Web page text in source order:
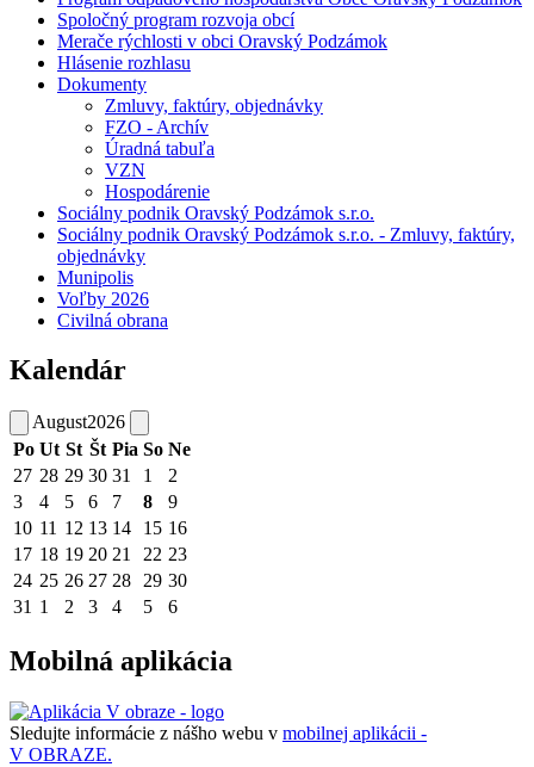
Spoločný program rozvoja obcí
Merače rýchlosti v obci Oravský Podzámok
Hlásenie rozhlasu
Dokumenty
Zmluvy, faktúry, objednávky
FZO - Archív
Úradná tabuľa
VZN
Hospodárenie
Sociálny podnik Oravský Podzámok s.r.o.
Sociálny podnik Oravský Podzámok s.r.o. - Zmluvy, faktúry,
objednávky
Munipolis
Voľby 2026
Civilná obrana
Kalendár
August2026
Po Ut St Št Pia So Ne
27 28 29 30 31 1
2
3
4 5 6 7 8
9
10 11 12 13 14 15 16
17 18 19 20 21 22 23
24 25 26 27 28 29 30
31 1 2 3 4 5 6
Mobilná aplikácia
Sledujte informácie z nášho webu v mobilnej aplikácii -
V OBRAZE.